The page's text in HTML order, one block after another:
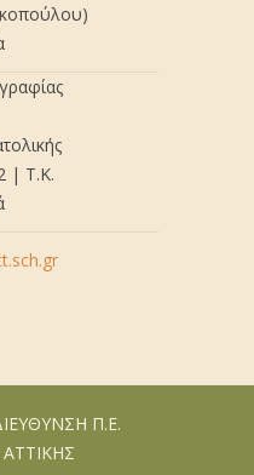
| Τ.Κ.
Π.Ε.